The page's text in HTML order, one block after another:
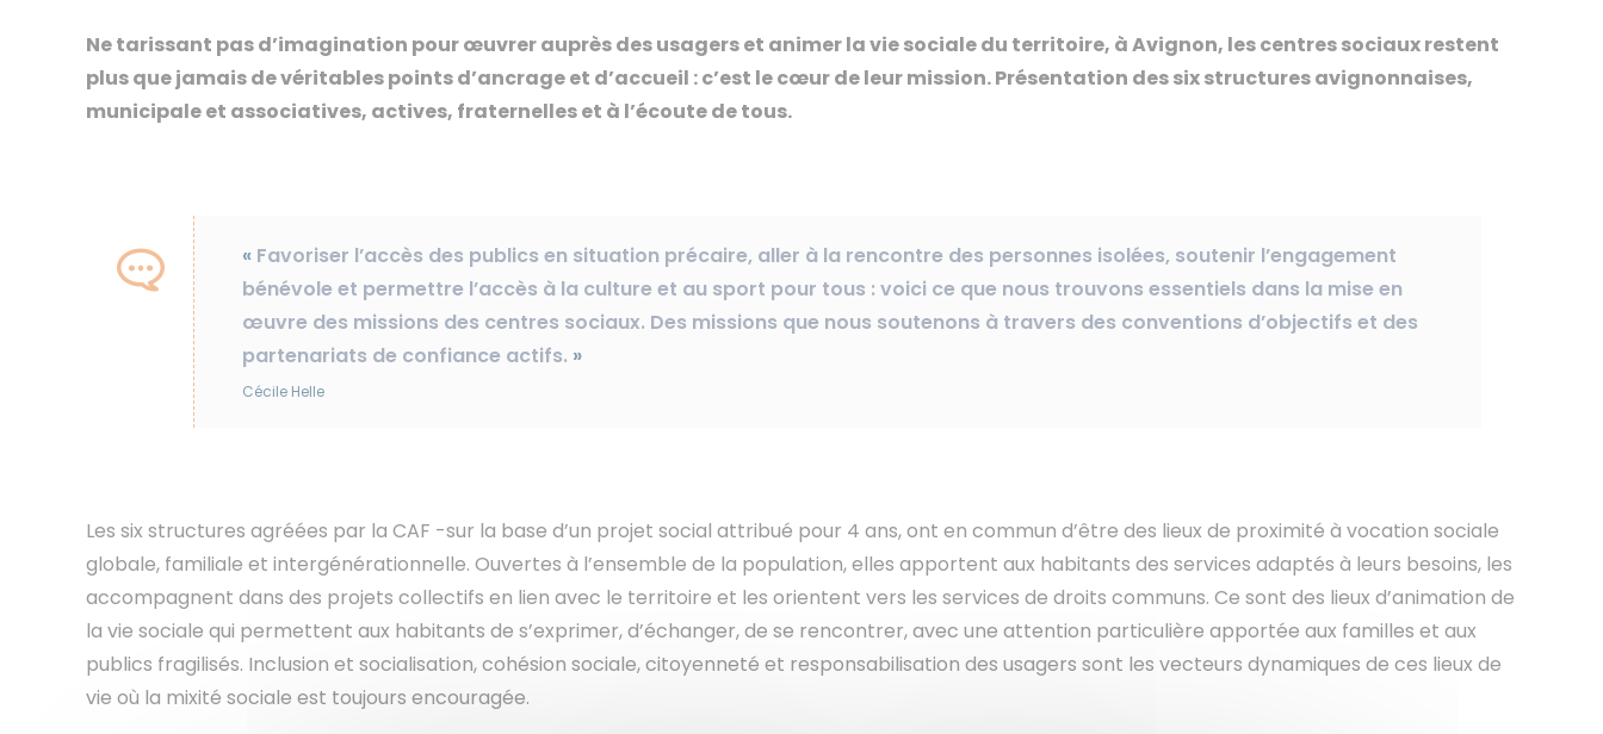
Ne tarissant pas d’imagination pour œuvrer auprès des usagers et animer la vie sociale du territoire, à Avignon, les centres sociaux restent
plus que jamais de véritables points d’ancrage et d’accueil : c’est le cœur de leur mission. Présentation des six structures avignonnaises,
municipale et associatives, actives, fraternelles et à l’écoute de tous.
« Favoriser l’accès des publics en situation précaire, aller à la rencontre des personnes isolées, soutenir l’engagement
bénévole et permettre l’accès à la culture et au sport pour tous : voici ce que nous trouvons essentiels dans la mise en
œuvre des missions des centres sociaux. Des missions que nous soutenons à travers des conventions d’objectifs et des
partenariats de confiance actifs. »
Cécile Helle
Les six structures agréées par la CAF -sur la base d’un projet social attribué pour 4 ans, ont en commun d’être des lieux de proximité à vocation sociale
globale, familiale et intergénérationnelle. Ouvertes à l’ensemble de la population, elles apportent aux habitants des services adaptés à leurs besoins, les
accompagnent dans des projets collectifs en lien avec le territoire et les orientent vers les services de droits communs. Ce sont des lieux d’animation de
la vie sociale qui permettent aux habitants de s’exprimer, d’échanger, de se rencontrer, avec une attention particulière apportée aux familles et aux
publics fragilisés. Inclusion et socialisation, cohésion sociale, citoyenneté et responsabilisation des usagers sont les vecteurs dynamiques de ces lieux de
vie où la mixité sociale est toujours encouragée.